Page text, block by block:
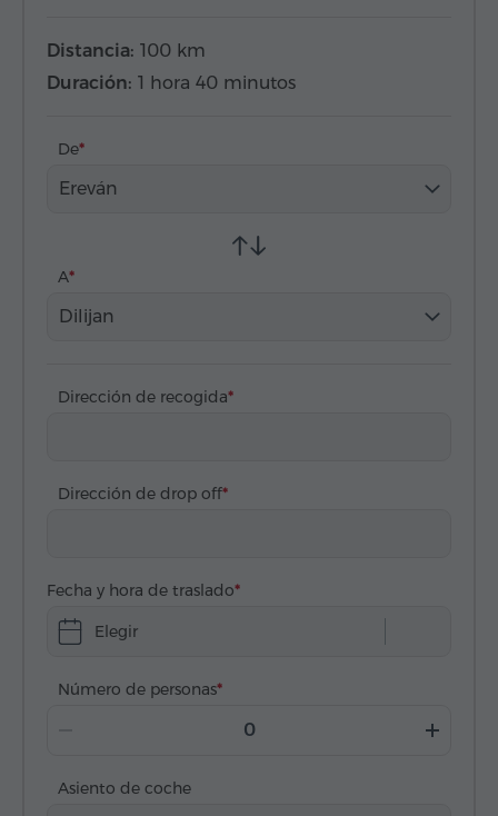
Distancia: 100 km
Duración: 1 hora 40 minutos
De
Ereván
A
Dilijan
Dirección de recogida
Dirección de drop off
Fecha y hora de traslado
Elegir
Número de personas
Asiento de coche